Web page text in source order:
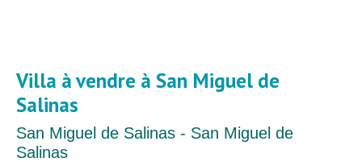
Villa à vendre à San Miguel de
Salinas
San Miguel de Salinas - San Miguel de
Salinas